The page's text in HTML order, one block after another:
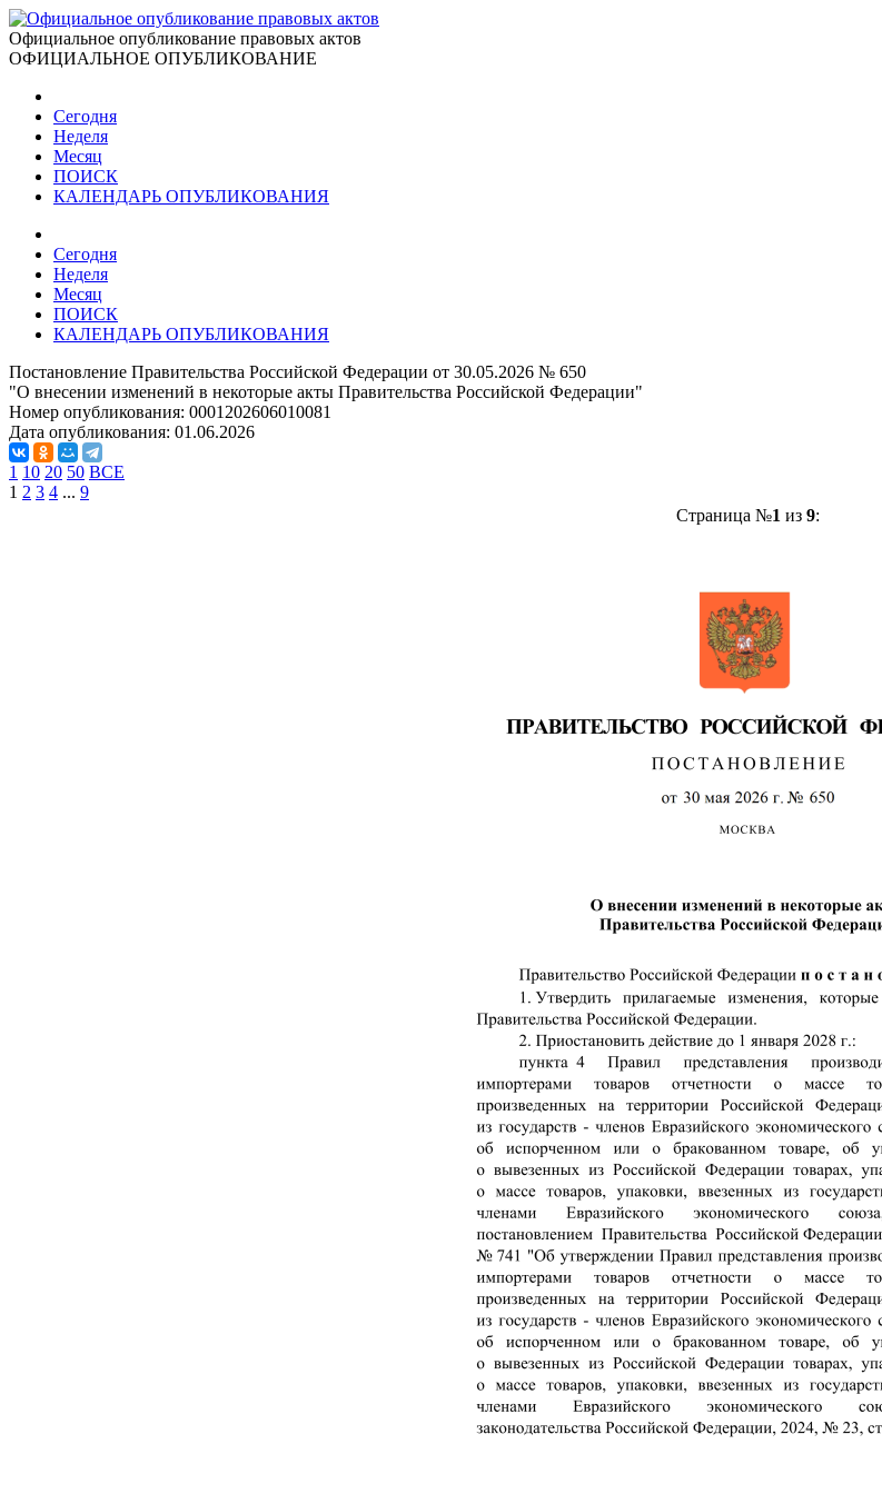
Официальное опубликование правовых актов
ОФИЦИАЛЬНОЕ ОПУБЛИКОВАНИЕ
Сегодня
Неделя
Месяц
ПОИСК
КАЛЕНДАРЬ ОПУБЛИКОВАНИЯ
Сегодня
Неделя
Месяц
ПОИСК
КАЛЕНДАРЬ ОПУБЛИКОВАНИЯ
Постановление Правительства Российской Федерации от 30.05.2026 № 650
"О внесении изменений в некоторые акты Правительства Российской Федерации"
Номер опубликования: 0001202606010081
Дата опубликования: 01.06.2026
1 10 20 50 ВСЕ
1 2 3 4 ... 9
Страница №1 из 9: